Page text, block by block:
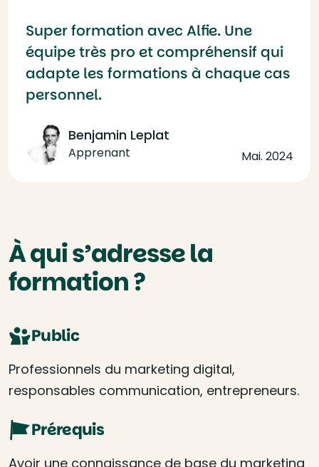
Super formation avec Alfie. Une
équipe très pro et compréhensif qui
adapte les formations à chaque cas
personnel.
Benjamin Leplat
Apprenant Mai. 2024
À qui s’adresse la
formation ?
Public
Professionnels du marketing digital,
responsables communication, entrepreneurs.
Prérequis
Avoir une connaissance de base du marketing